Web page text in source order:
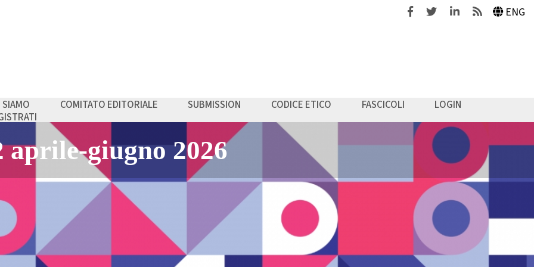
FacebookTwitterLinkedinFeeds ENG
SIAMO COMITATO EDITORIALE SUBMISSION CODICE ETICO FASCICOLI
LOGIN
- Economia & Management
- Marketing, Quo Vadis?